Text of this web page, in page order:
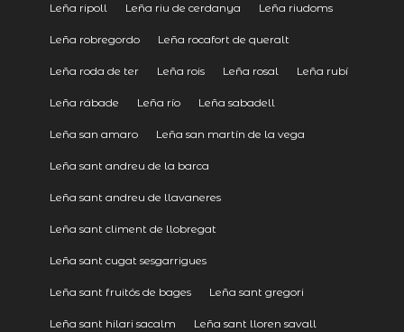
Leña ripoll Leña riu de cerdanya Leña riudoms
Leña robregordo Leña rocafort de queralt
Leña roda de ter Leña rois Leña rosal Leña rubí
Leña rábade Leña río Leña sabadell
Leña san amaro Leña san martín de la vega
Leña sant andreu de la barca
Leña sant andreu de llavaneres
Leña sant climent de llobregat
Leña sant cugat sesgarrigues
Leña sant fruitós de bages Leña sant gregori
Leña sant hilari sacalm Leña sant lloren savall